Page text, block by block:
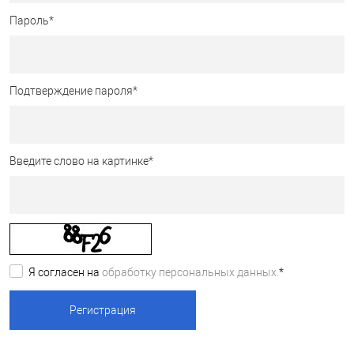
Пароль*
Подтверждение пароля*
Введите слово на картинке*
Я согласен на обработку персональных данных. *